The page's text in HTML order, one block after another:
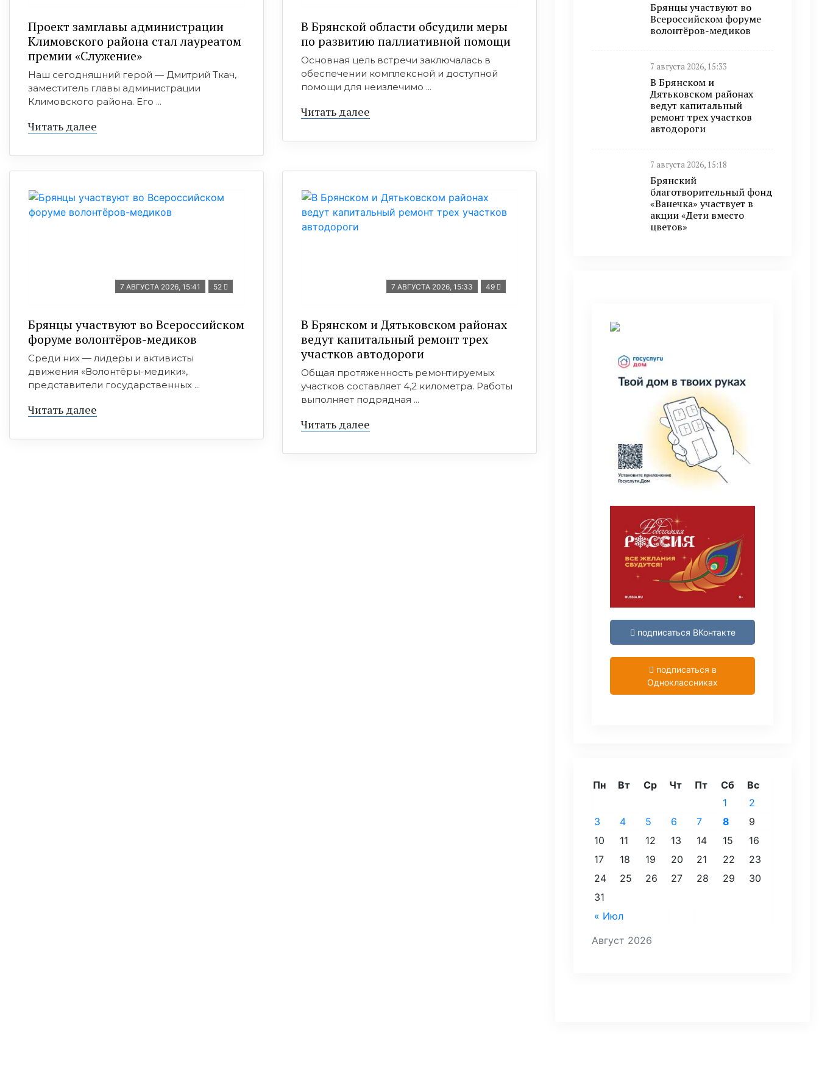
Проект замглавы администрации
Климовского района стал лауреатом
премии «Служение»
Наш сегодняшний герой — Дмитрий Ткач,
заместитель главы администрации
Климовского района. Его ...
Читать далее
В Брянской области обсудили меры
по развитию паллиативной помощи
Основная цель встречи заключалась в
обеспечении комплексной и доступной
помощи для неизлечимо ...
Читать далее
7 АВГУСТА 2026, 15:41 52
Брянцы участвуют во Всероссийском
форуме волонтёров-медиков
Среди них — лидеры и активисты
движения «Волонтёры-медики»,
представители государственных ...
Читать далее
7 АВГУСТА 2026, 15:33 49
В Брянском и Дятьковском районах
ведут капитальный ремонт трех
участков автодороги
Общая протяженность ремонтируемых
участков составляет 4,2 километра. Работы
выполняет подрядная ...
Читать далее
Брянцы участвуют во
Всероссийском форуме
волонтёров-медиков
7 августа 2026, 15:33
В Брянском и
Дятьковском районах
ведут капитальный
ремонт трех участков
автодороги
7 августа 2026, 15:18
Брянский
благотворительный фонд
«Ванечка» участвует в
акции «Дети вместо
цветов»
подписаться ВКонтакте
подписаться в
Одноклассниках
Август 2026
Пн Вт Ср Чт Пт Сб Вс
« Июл
1
2
3
4 5 6 7 8
9
10
11 12 13 14 15
16
17
18 19 20 21 22
23
24
25 26 27 28 29
30
31